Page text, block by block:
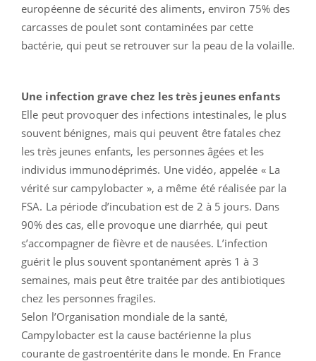
européenne de sécurité des aliments, environ 75% des
carcasses de poulet sont contaminées par cette
bactérie, qui peut se retrouver sur la peau de la volaille.
Une infection grave chez les très jeunes enfants
Elle peut provoquer des infections intestinales, le plus
souvent bénignes, mais qui peuvent être fatales chez
les très jeunes enfants, les personnes âgées et les
individus immunodéprimés. Une vidéo, appelée « La
vérité sur campylobacter », a même été réalisée par la
FSA. La période d’incubation est de 2 à 5 jours. Dans
90% des cas, elle provoque une diarrhée, qui peut
s’accompagner de fièvre et de nausées. L’infection
guérit le plus souvent spontanément après 1 à 3
semaines, mais peut être traitée par des antibiotiques
chez les personnes fragiles.
Selon l’Organisation mondiale de la santé,
Campylobacter est la cause bactérienne la plus
courante de gastroentérite dans le monde. En France